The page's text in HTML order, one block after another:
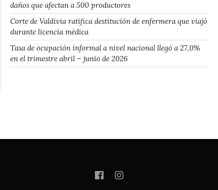
daños que afectan a 500 productores
Corte de Valdivia ratifica destitución de enfermera que viajó
durante licencia médica
Tasa de ocupación informal a nivel nacional llegó a 27,0%
en el trimestre abril – junio de 2026